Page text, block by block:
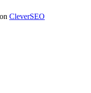
CleverSEO